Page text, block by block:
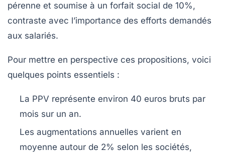
pérenne et soumise à un forfait social de 10%,
contraste avec l’importance des efforts demandés
aux salariés.
Pour mettre en perspective ces propositions, voici
quelques points essentiels :
La PPV représente environ 40 euros bruts par
mois sur un an.
Les augmentations annuelles varient en
moyenne autour de 2% selon les sociétés,